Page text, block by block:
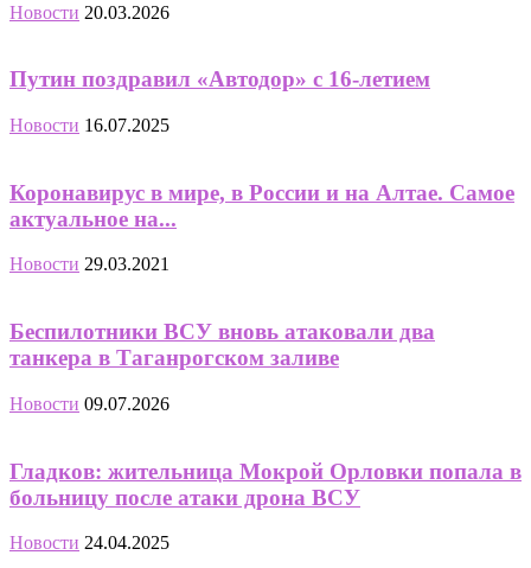
Новости 20.03.2026
Путин поздравил «Автодор» с 16-летием
Новости 16.07.2025
Коронавирус в мире, в России и на Алтае. Самое
актуальное на...
Новости 29.03.2021
Беспилотники ВСУ вновь атаковали два
танкера в Таганрогском заливе
Новости 09.07.2026
Гладков: жительница Мокрой Орловки попала в
больницу после атаки дрона ВСУ
Новости 24.04.2025